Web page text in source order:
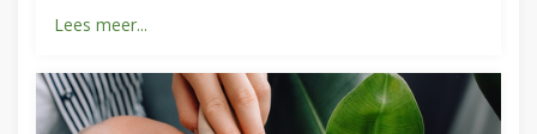
Lees meer...